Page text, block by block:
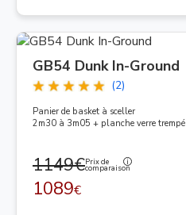
GB54 Dunk In-Ground
(2)
Panier de basket à sceller
2m30 à 3m05 + planche verre trempé
1149€Prix de
comparaison
1089€